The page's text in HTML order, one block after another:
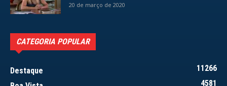
20 de março de 2020
CATEGORIA POPULAR
Destaque
11266
4581